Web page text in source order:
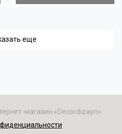
еще
магазин «Decordizayn»